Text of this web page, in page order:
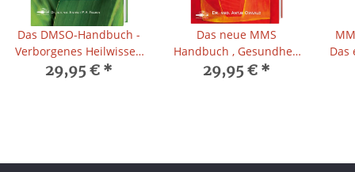
Das DMSO-Handbuch -
Verborgenes Heilwissen
aus der Natur
29,95 € *
Das neue MMS
Handbuch , Gesundheit
in eigener
29,95 € *
Das